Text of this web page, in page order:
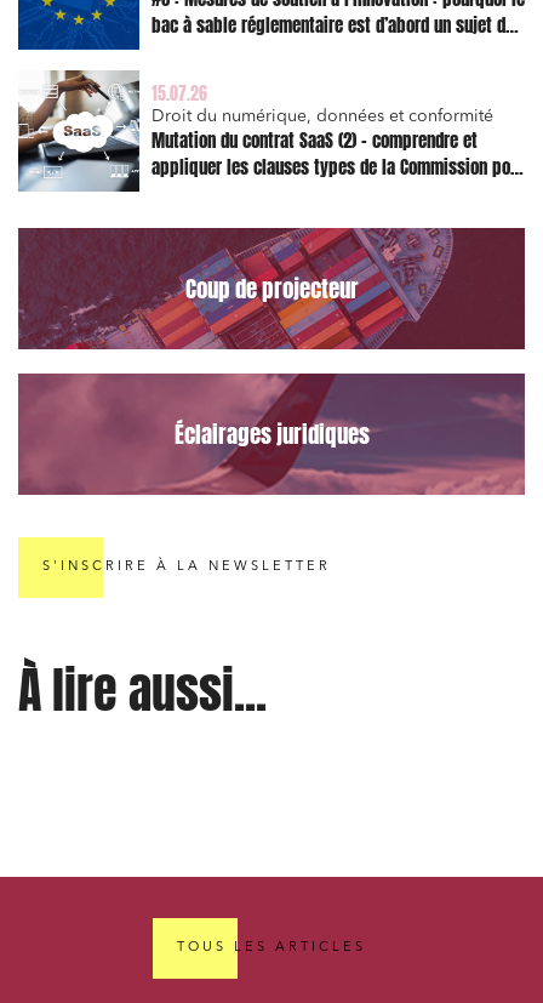
bac à sable réglementaire est d’abord un sujet de
15.07.26
Droit du numérique, données et conformité
Mutation du contrat SaaS (2) – comprendre et
appliquer les clauses types de la Commission pour
Coup de projecteur
Éclairages juridiques
S'INSCRIRE À LA NEWSLETTER
À lire aussi...
TOUS LES ARTICLES
J'ai lu et j'accepte lapolitique de confidentialité